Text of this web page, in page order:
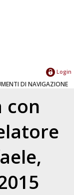
Login
DI NAVIGAZIONE
con
,